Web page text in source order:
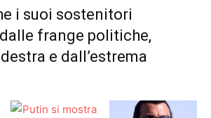
i suoi sostenitori
frange politiche,
e dall’estrema